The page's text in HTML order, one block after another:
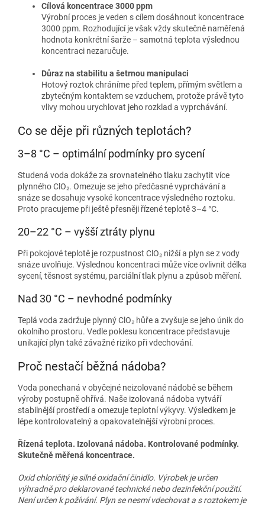
Cílová koncentrace 3000 ppm
Výrobní proces je veden s cílem dosáhnout koncentrace
3000 ppm. Rozhodující je však vždy skutečně naměřená
hodnota konkrétní šarže – samotná teplota výslednou
koncentraci nezaručuje.
Důraz na stabilitu a šetrnou manipulaci
Hotový roztok chráníme před teplem, přímým světlem a
zbytečným kontaktem se vzduchem, protože právě tyto
vlivy mohou urychlovat jeho rozklad a vyprchávání.
Co se děje při různých teplotách?
3–8 °C – optimální podmínky pro sycení
Studená voda dokáže za srovnatelného tlaku zachytit více
plynného ClO₂. Omezuje se jeho předčasné vyprchávání a
snáze se dosahuje vysoké koncentrace výsledného roztoku.
Proto pracujeme při ještě přesněji řízené teplotě 3–4 °C.
20–22 °C – vyšší ztráty plynu
Při pokojové teplotě je rozpustnost ClO₂ nižší a plyn se z vody
snáze uvolňuje. Výslednou koncentraci může více ovlivnit délka
sycení, těsnost systému, parciální tlak plynu a způsob měření.
Nad 30 °C – nevhodné podmínky
Teplá voda zadržuje plynný ClO₂ hůře a zvyšuje se jeho únik do
okolního prostoru. Vedle poklesu koncentrace představuje
unikající plyn také závažné riziko při vdechování.
Proč nestačí běžná nádoba?
Voda ponechaná v obyčejné neizolované nádobě se během
výroby postupně ohřívá. Naše izolovaná nádoba vytváří
stabilnější prostředí a omezuje teplotní výkyvy. Výsledkem je
lépe kontrolovatelný a opakovatelnější výrobní proces.
Řízená teplota. Izolovaná nádoba. Kontrolované podmínky.
Skutečně měřená koncentrace.
Oxid chloričitý je silné oxidační činidlo. Výrobek je určen
výhradně pro deklarované technické nebo dezinfekční použití.
Není určen k požívání. Plyn se nesmí vdechovat a s roztokem je